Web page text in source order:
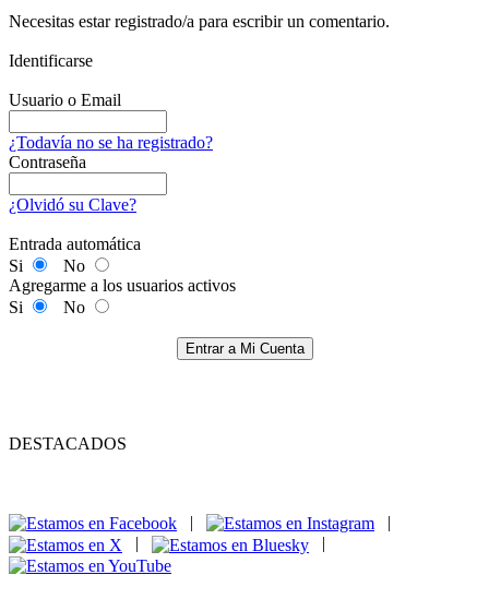
Necesitas estar registrado/a para escribir un comentario.
Identificarse
Usuario o Email
¿Todavía no se ha registrado?
Contraseña
¿Olvidó su Clave?
Entrada automática
Si
No
Agregarme a los usuarios activos
Si
No
Entrar a Mi Cuenta
DESTACADOS
|
|
|
|